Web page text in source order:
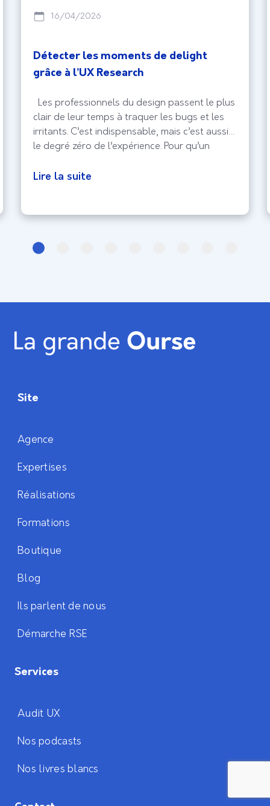
16/04/2026
Détecter les moments de delight
grâce à l’UX Research
Les professionnels du design passent le plus
clair de leur temps à traquer les bugs et les
irritants. C’est indispensable, mais c’est aussi
le degré zéro de l’expérience. Pour qu’un
delight, ce moment où l’utilisateur ne se
Lire la suite
Site
Agence
Expertises
Réalisations
Formations
Boutique
Blog
Ils parlent de nous
Démarche RSE
Services
Audit UX
Nos podcasts
Nos livres blancs